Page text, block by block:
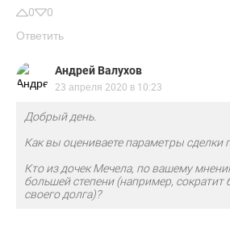
0
0
Ответить
Андрей Валухов
23 апреля 2020 в 10:23
Добрый день.
Как вы оцениваете параметры сделки
Кто из дочек Мечела, по вашему
большей степени (например, сократит
своего долга)?